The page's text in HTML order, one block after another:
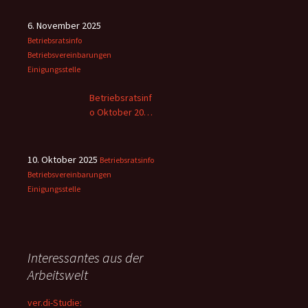
6. November 2025
Betriebsratsinfo
Betriebsvereinbarungen
Einigungsstelle
Betriebsratsinf
o Oktober 2025
10. Oktober 2025 Betriebsratsinfo
Betriebsvereinbarungen
Einigungsstelle
Interessantes aus der
Arbeitswelt
ver.di-Studie: